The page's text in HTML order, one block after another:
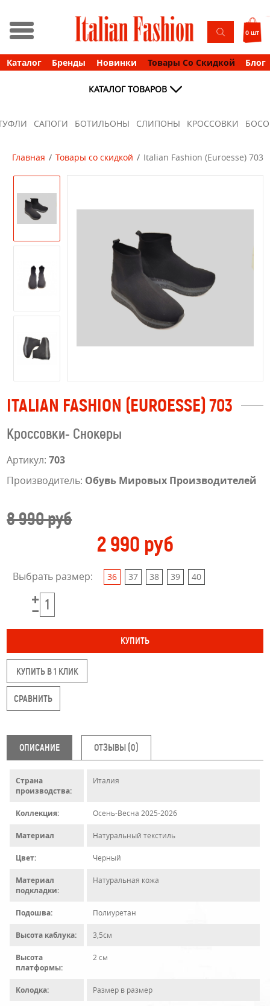
Каталог Бренды Новинки Товары Со Скидкой Блог
0 шт
КАТАЛОГ ТОВАРОВ
САПОГИ БОТИЛЬОНЫ СЛИПОНЫ КРОССОВКИ
Главная Товары со скидкой Italian Fashion (Euroesse) 703
ITALIAN FASHION (EUROESSE) 703
Кроссовки- Снокеры
Артикул: 703
Производитель: Обувь Мировых Производителей
8 990 руб
2 990 руб
Выбрать размер: 36 37 38 39 40
КУПИТЬ В 1 КЛИК
ОПИСАНИЕ ОТЗЫВЫ (0)
Страна
производства:
Италия
Коллекция: Осень-Весна 2025-2026
Материал Натуральный текстиль
Цвет: Черный
Материал
подкладки:
Натуральная кожа
Подошва: Полиуретан
Высота каблука: 3,5см
Высота
платформы:
2 см
Колодка: Размер в размер